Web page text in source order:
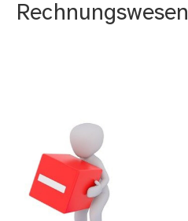
Rechnungswesen